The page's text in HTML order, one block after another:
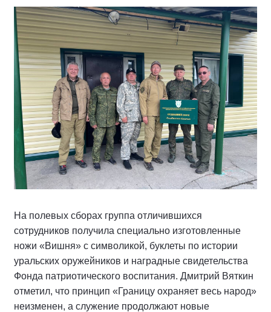
На полевых сборах группа отличившихся
сотрудников получила специально изготовленные
ножи «Вишня» с символикой, буклеты по истории
уральских оружейников и наградные свидетельства
Фонда патриотического воспитания. Дмитрий Вяткин
отметил, что принцип «Границу охраняет весь народ»
неизменен, а служение продолжают новые